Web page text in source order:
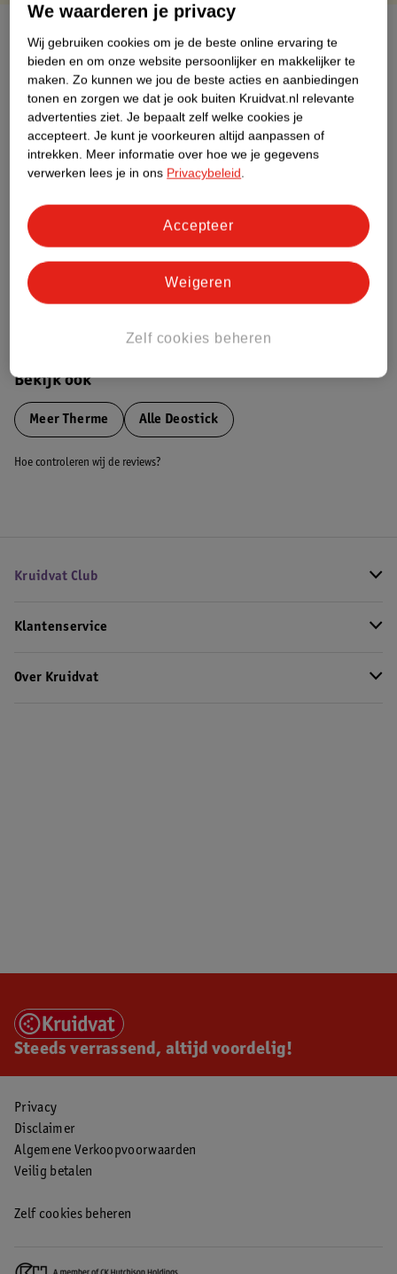
Over dit product
Productinformatie
Etiketinformatie
Nature Impact Score
Dit product heeft (nog) geen Nature
Impact Score.
Bekijk ook
MeerTherme Alle Deostick
Hoe controleren wij de reviews?
Kruidvat Club
Klantenservice
Over Kruidvat
Steeds verrassend, altijd voordelig!
Privacy
Disclaimer
Algemene Verkoopvoorwaarden
Veilig betalen
Zelf cookies beheren
We waarderen je privacy
Wij gebruiken cookies om je de beste online ervaring te
bieden en om onze website persoonlijker en makkelijker te
maken. Zo kunnen we jou de beste acties en aanbiedingen
tonen en zorgen we dat je ook buiten Kruidvat.nl relevante
advertenties ziet. Je bepaalt zelf welke cookies je
accepteert. Je kunt je voorkeuren altijd aanpassen of
intrekken. Meer informatie over hoe we je gegevens
verwerken lees je in ons Privacybeleid.
Zelf cookies beheren
Weigeren
Accepteer